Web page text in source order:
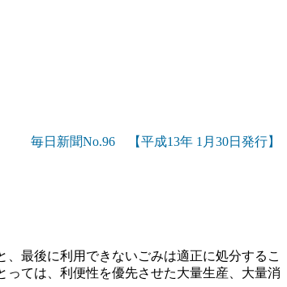
毎日新聞No.96 【平成13年 1月30日発行】
最後に利用できないごみは適正に処分するこ
ては、利便性を優先させた大量生産、大量消